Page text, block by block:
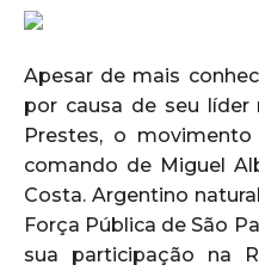
Apesar de mais
por causa de seu líder
Prestes, o
comando de Miguel
Costa. Argentino
Força Pública de São
sua participação na